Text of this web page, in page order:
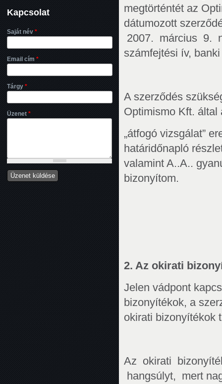
megtörténtét az
dátumozott
2007. március 9.
számfejtési ív,
A szerződés
Optimismo Kft. által
„átfogó vizsgálat”
határidőnapló
valamint A..A..
bizonyítom.
2. Az okirati
Jelen vádpont
bizonyítékok, a
okirati bizonyítékok
Az okirati
hangsúlyt, mert
Kapcsolat
Saját név *
Email cím *
Tárgy *
Üzenet *